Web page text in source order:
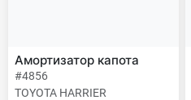
Амортизатор капота
#4856
TOYOTA HARRIER